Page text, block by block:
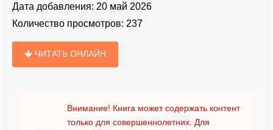
Дата добавления: 20 май 2026
Количество просмотров: 237
ЧИТАТЬ ОНЛАЙН
Внимание! Книга может содержать контент
только для совершеннолетних. Для